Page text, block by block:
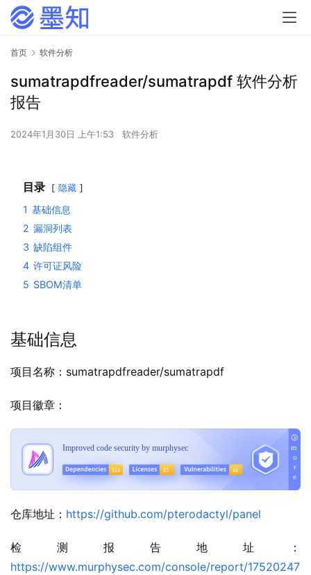
首页 软件分析
sumatrapdfreader/sumatrapdf 软件分析
报告
2024年1月30日 上午1:53 软件分析
目录 隐藏
1 基础信息
2 漏洞列表
3 缺陷组件
4 许可证风险
5 SBOM清单
基础信息
项目名称：sumatrapdfreader/sumatrapdf
项目徽章：
仓库地址： https://github.com/pterodactyl/panel
检测报告地址：
https://www.murphysec.com/console/report/17520247